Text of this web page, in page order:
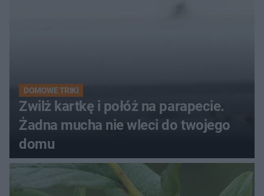
DOMOWE TRIKI
Zwilż kartkę i połóż na parapecie.
Żadna mucha nie wleci do twojego
domu